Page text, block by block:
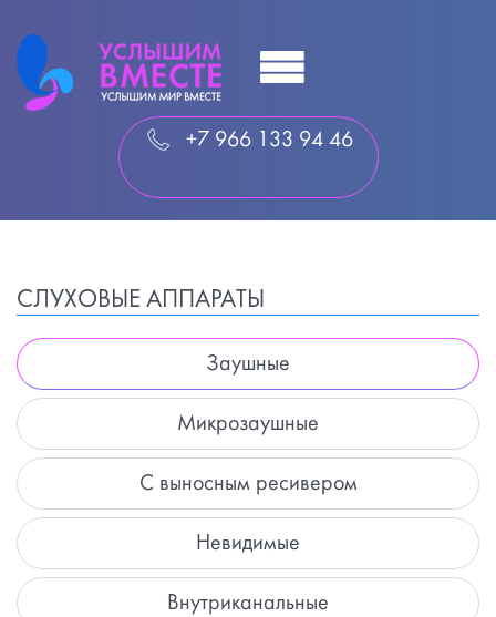
+7 966 133 94 46
СЛУХОВЫЕ АППАРАТЫ
Заушные
Микрозаушные
С выносным ресивером
Невидимые
Внутриканальные